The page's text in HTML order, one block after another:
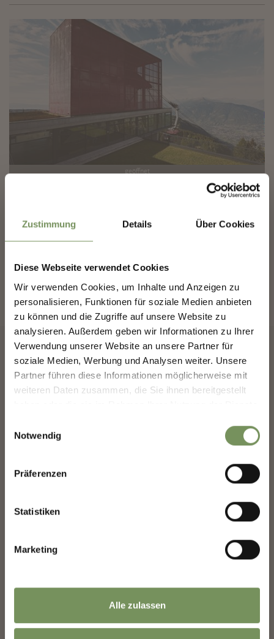
Zustimmung Details Über Cookies
Diese Webseite verwendet Cookies
Wir verwenden Cookies, um Inhalte und Anzeigen zu
personalisieren, Funktionen für soziale Medien anbieten
zu können und die Zugriffe auf unsere Website zu
analysieren. Außerdem geben wir Informationen zu Ihrer
Verwendung unserer Website an unsere Partner für
soziale Medien, Werbung und Analysen weiter. Unsere
Partner führen diese Informationen möglicherweise mit
weiteren Daten zusammen, die Sie ihnen bereitgestellt
Notwendig
Präferenzen
Statistiken
Marketing
Alle zulassen
geöffnet
Von der Talstation Naif gelangt man zu Fuß bis zur Bergstation Meran
2000: sehr langer, aber in kurzen Teilstücken steiler Anstieg.
MEHR LESEN
✖
MERANS ZUKUNFT
GESTALTEN — GEMEINSAM.
MERANS ZUKUNFT GESTALTEN —
GEMEINSAM.
Deine Meinung zählt. Scannen, teilen, bewegen.